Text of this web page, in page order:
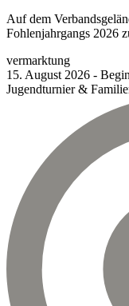
Auf dem
Fohlenjahrgangs 2026
vermarktung
15. August 2026 -
Jugendturnier &